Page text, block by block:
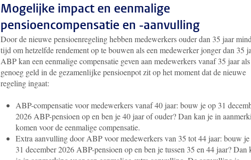
Mogelijke impact en eenmalige
pensioencompensatie en -aanvulling
Door de nieuwe pensioenregeling hebben medewerkers ouder dan 35 jaar
tijd om hetzelfde rendement op te bouwen als een medewerker jonger dan 35
ABP kan een eenmalige compensatie geven aan medewerkers vanaf 35 jaar
genoeg geld in de gezamenlijke pensioenpot zit op het moment dat de nieuwe
regeling ingaat:
ABP-compensatie voor medewerkers vanaf 40 jaar: bouw je op 31
2026 ABP-pensioen op en ben je 40 jaar of ouder? Dan kan je in
komen voor de eenmalige compensatie.
Extra aanvulling door ABP voor medewerkers van 35 tot 44 jaar: bouw
31 december 2026 ABP-pensioen op en ben je tussen 35 en 44 jaar? Dan